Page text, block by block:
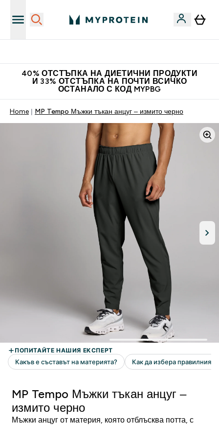
40% ОТСТЪПКА НА ДИЕТИЧНИ ПРОДУКТИ
И 33% ОТСТЪПКА НА ПОЧТИ ВСИЧКО
ОСТАНАЛО С КОД MYPBG
Home MP Tempo Мъжки тъкан анцуг – измито черно
MP Tempo Мъжки тъкан анцуг –
измито черно
Мъжки анцуг от материя, която отблъсква потта, с